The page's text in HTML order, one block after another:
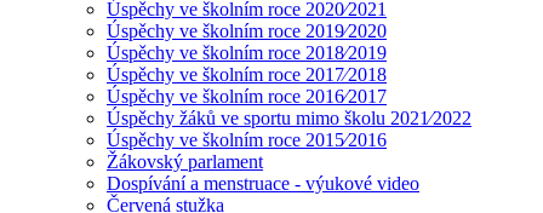
Úspěchy ve školním roce 2020⁄2021
Úspěchy ve školním roce 2019⁄2020
Úspěchy ve školním roce 2018⁄2019
Úspěchy ve školním roce 2017⁄2018
Úspěchy ve školním roce 2016⁄2017
Úspěchy žáků ve sportu mimo školu 2021⁄2022
Úspěchy ve školním roce 2015⁄2016
Žákovský parlament
Dospívání a menstruace - výukové video
Červená stužka